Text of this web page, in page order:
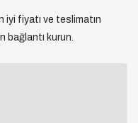
iyi fiyatı ve teslimatın
bağlantı kurun.